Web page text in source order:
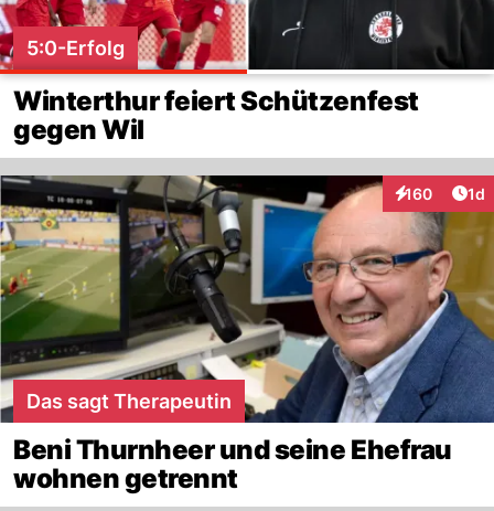
5:0-Erfolg
Winterthur feiert Schützenfest
gegen Wil
160
Interaktionen
1d
Das sagt Therapeutin
Beni Thurnheer und seine Ehefrau
wohnen getrennt